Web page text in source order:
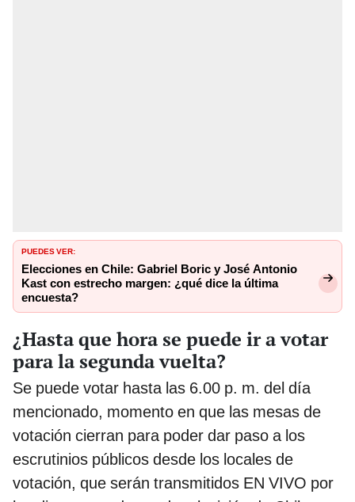
PUEDES VER:
Elecciones en Chile: Gabriel Boric y José Antonio
Kast con estrecho margen: ¿qué dice la última
encuesta?
¿Hasta que hora se puede ir a votar
para la segunda vuelta?
Se puede votar hasta las 6.00 p. m. del día
mencionado, momento en que las mesas de
votación cierran para poder dar paso a los
escrutinios públicos desde los locales de
votación, que serán transmitidos EN VIVO por